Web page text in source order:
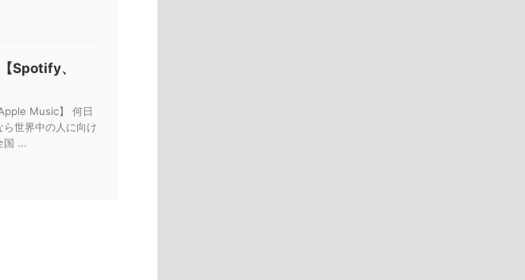
Spotify、
Music】 何日
世界中の人に向け
国 ...